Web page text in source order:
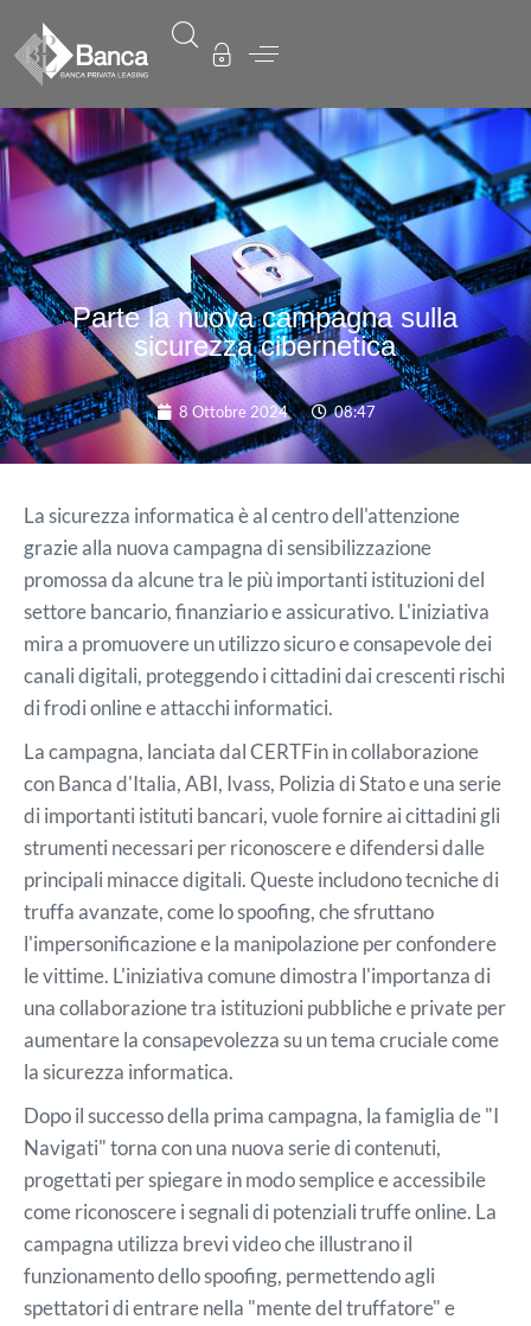
Parte la nuova campagna sulla
sicurezza cibernetica
8 Ottobre 2024 08:47
La sicurezza informatica è al centro dell'attenzione
grazie alla nuova campagna di sensibilizzazione
promossa da alcune tra le più importanti istituzioni del
settore bancario, finanziario e assicurativo. L'iniziativa
mira a promuovere un utilizzo sicuro e consapevole dei
canali digitali, proteggendo i cittadini dai crescenti rischi
di frodi online e attacchi informatici.
La campagna, lanciata dal CERTFin in collaborazione
con Banca d'Italia, ABI, Ivass, Polizia di Stato e una serie
di importanti istituti bancari, vuole fornire ai cittadini gli
strumenti necessari per riconoscere e difendersi dalle
principali minacce digitali. Queste includono tecniche di
truffa avanzate, come lo spoofing, che sfruttano
l'impersonificazione e la manipolazione per confondere
le vittime. L'iniziativa comune dimostra l'importanza di
una collaborazione tra istituzioni pubbliche e private per
aumentare la consapevolezza su un tema cruciale come
la sicurezza informatica.
Dopo il successo della prima campagna, la famiglia de "I
Navigati" torna con una nuova serie di contenuti,
progettati per spiegare in modo semplice e accessibile
come riconoscere i segnali di potenziali truffe online. La
campagna utilizza brevi video che illustrano il
funzionamento dello spoofing, permettendo agli
spettatori di entrare nella "mente del truffatore" e